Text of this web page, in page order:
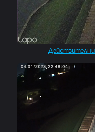
Действителни